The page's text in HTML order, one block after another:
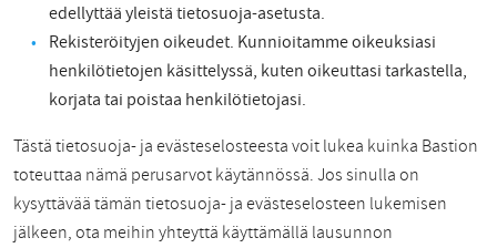
edellyttää yleistä tietosuoja-asetusta.
Rekisteröityjen oikeudet. Kunnioitamme oikeuksiasi
henkilötietojen käsittelyssä, kuten oikeuttasi tarkastella,
korjata tai poistaa henkilötietojasi.
Tästä tietosuoja- ja evästeselosteesta voit lukea kuinka Bastion
toteuttaa nämä perusarvot käytännössä. Jos sinulla on
kysyttävää tämän tietosuoja- ja evästeselosteen lukemisen
jälkeen, ota meihin yhteyttä käyttämällä lausunnon